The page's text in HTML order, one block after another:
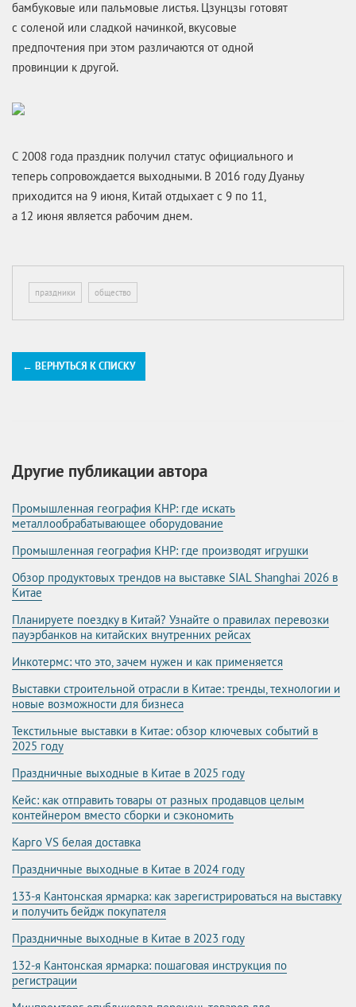
бамбуковые или пальмовые листья. Цзунцзы готовят
с соленой или сладкой начинкой, вкусовые
предпочтения при этом различаются от одной
провинции к другой.
С 2008 года праздник получил статус официального и
теперь сопровождается выходными. В 2016 году Дуаньу
приходится на 9 июня, Китай отдыхает с 9 по 11,
а 12 июня является рабочим днем.
праздники общество
← ВЕРНУТЬСЯ К СПИСКУ
Другие публикации автора
Промышленная география КНР: где искать
металлообрабатывающее оборудование
Промышленная география КНР: где производят игрушки
Обзор продуктовых трендов на выставке SIAL Shanghai 2026 в
Китае
Планируете поездку в Китай? Узнайте о правилах перевозки
пауэрбанков на китайских внутренних рейсах
Инкотермс: что это, зачем нужен и как применяется
Выставки строительной отрасли в Китае: тренды, технологии и
новые возможности для бизнеса
Текстильные выставки в Китае: обзор ключевых событий в
2025 году
Праздничные выходные в Китае в 2025 году
Кейс: как отправить товары от разных продавцов целым
контейнером вместо сборки и сэкономить
Карго VS белая доставка
Праздничные выходные в Китае в 2024 году
133-я Кантонская ярмарка: как зарегистрироваться на выставку
и получить бейдж покупателя
Праздничные выходные в Китае в 2023 году
132-я Кантонская ярмарка: пошаговая инструкция по
регистрации